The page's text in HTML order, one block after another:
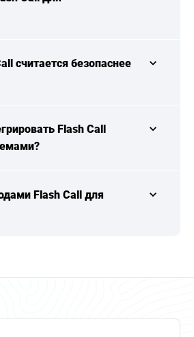
считается безопаснее
Flash Call
Flash Call для